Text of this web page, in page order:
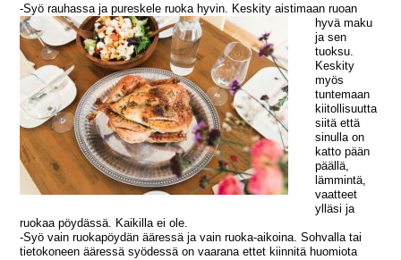
-Syö rauhassa ja pureskele ruoka hyvin. Keskity aistimaan ruoan
hyvä maku
ja sen
tuoksu.
Keskity
myös
tuntemaan
kiitollisuutta
siitä että
sinulla on
katto pään
päällä,
lämmintä,
vaatteet
ylläsi ja
ruokaa pöydässä. Kaikilla ei ole.
-Syö vain ruokapöydän ääressä ja vain ruoka-aikoina. Sohvalla tai
tietokoneen ääressä syödessä on vaarana ettet kiinnitä huomiota